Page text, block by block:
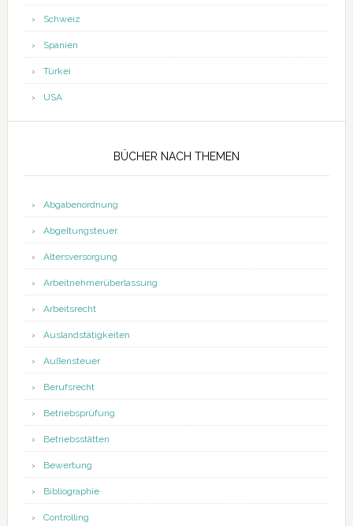
Schweiz
Spanien
Türkei
USA
BÜCHER NACH THEMEN
Abgabenordnung
Abgeltungsteuer
Altersversorgung
Arbeitnehmerüberlassung
Arbeitsrecht
Auslandstätigkeiten
Außensteuer
Berufsrecht
Betriebsprüfung
Betriebsstätten
Bewertung
Bibliographie
Controlling